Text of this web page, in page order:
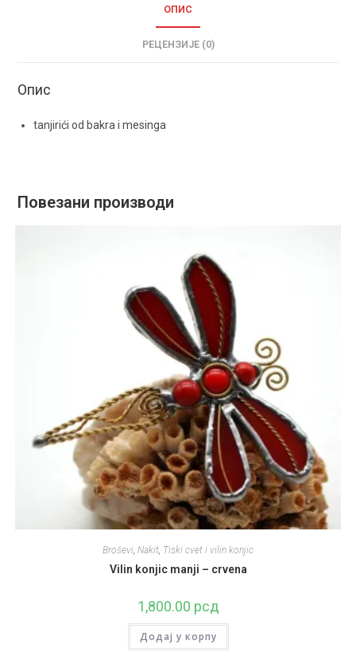
ОПИС
РЕЦЕНЗИЈЕ (0)
Опис
tanjirići od bakra i mesinga
Повезани производи
Broševi, Nakit, Tiski cvet i vilin konjic
Vilin konjic manji – crvena
1,800.00 рсд
Додај у корпу